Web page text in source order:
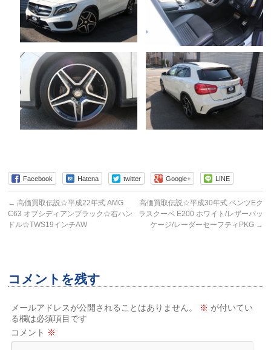
Facebook Hatena twitter Google+ LINE
← 高価買取伝説☆平成22年式 AMG
C63 オブシディアンブラック☆右ハン
ドル☆TWS19インチAW
高価買取伝説☆平成30年式 ベンツEク
ラスクーペ E200 ホワイト/レザーパッ
ケージ/レーダーセーフティPKG →
コメントを残す
メールアドレスが公開されることはありません。 ※ が付いてい
る欄は必須項目です
コメント ※